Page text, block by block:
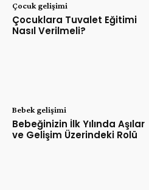
Çocuk gelişimi
Çocuklara Tuvalet Eğitimi
Nasıl Verilmeli?
Bebek gelişimi
Bebeğinizin İlk Yılında Aşılar
ve Gelişim Üzerindeki Rolü